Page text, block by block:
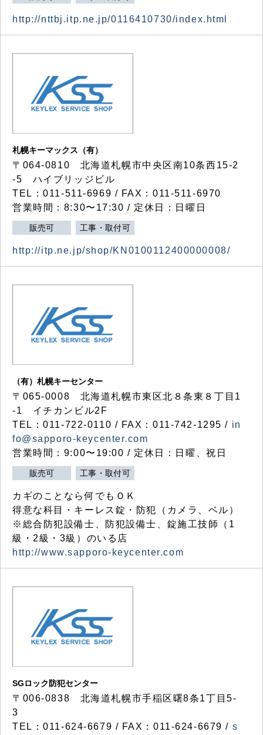
http://nttbj.itp.ne.jp/0116410730/index.html
札幌キーマックス（有）
〒064-0810 北海道札幌市中央区南10条西15-2
-5 ハイブリッジビル
TEL：011-511-6969 / FAX：011-511-6970
営業時間：8:30〜17:30 / 定休日：日曜日
販売可 工事・取付可
http://itp.ne.jp/shop/KN0100112400000008/
（有）札幌キーセンター
〒065-0008 北海道札幌市東区北８条東８丁目1
-1 イチカンビル2F
TEL：011-722-0110 / FAX：011-742-1295 / in
fo@sapporo-keycenter.com
営業時間：9:00〜19:00 / 定休日：日曜、祝日
販売可 工事・取付可
カギのことなら何でもＯＫ
得意な科目・キーレス錠・防犯（カメラ、ベル）
※総合防犯設備士、防犯設備士、錠施工技師（1
級・2級・3級）のいる店
http://www.sapporo-keycenter.com
SGロック防犯センター
〒006-0838 北海道札幌市手稲区曙8条1丁目5-
3
TEL：011-624-6679 / FAX：011-624-6679 / s